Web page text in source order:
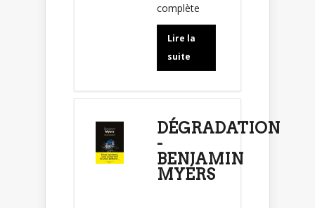
complète
Lire la
suite
DÉGRADATION
-
BENJAMIN
MYERS